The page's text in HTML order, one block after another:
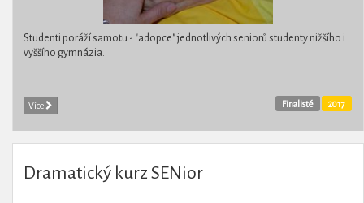
Studenti poráží samotu - "adopce" jednotlivých seniorů studenty nižšího i
vyššího gymnázia.
Více 2017
Finalisté
Dramatický kurz SENior